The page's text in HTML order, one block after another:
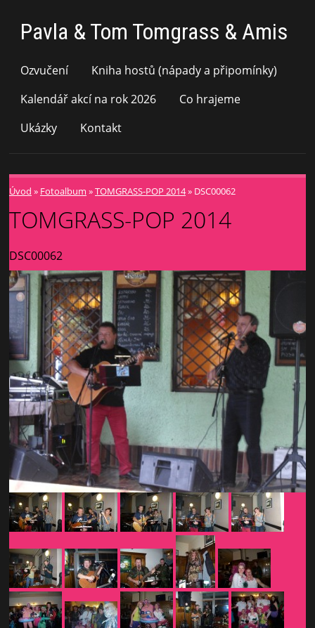
Pavla & Tom Tomgrass & Amis
Ozvučení
Kniha hostů (nápady a připomínky)
Kalendář akcí na rok 2026
Co hrajeme
Ukázky
Kontakt
Úvod » Fotoalbum »TOMGRASS-POP 2014» DSC00062
TOMGRASS-POP 2014
DSC00062